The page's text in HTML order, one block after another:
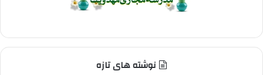
نوشته های تازه